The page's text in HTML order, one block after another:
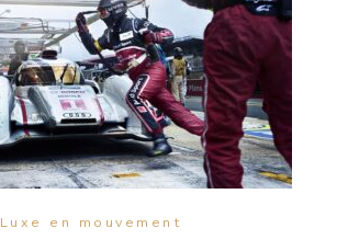
Luxe en mouvement